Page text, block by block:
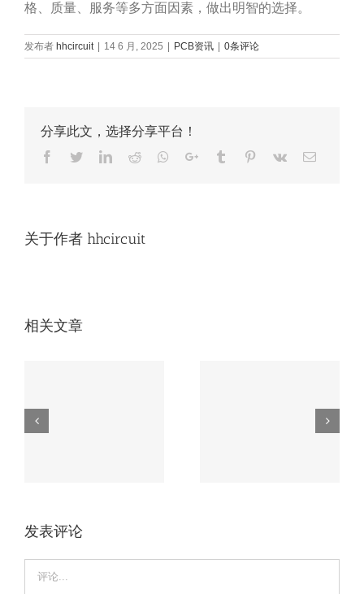
格、质量、服务等多方面因素，做出明智的选择。
发布者 hhcircuit 14 6 月, 2025 PCB资讯 0条评论
分享此文，选择分享平台！
Facebook
TwitterLinkedIn
Reddit Whatsapp
Google+Tumblr Pinterest
Vk Email
关于作者 hhcircuit
相关文章
车载电路板如何应
发表评论